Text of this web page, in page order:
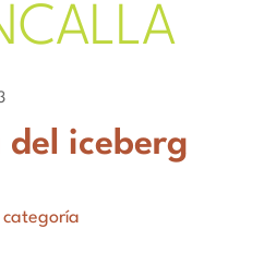
iceberg
categoría